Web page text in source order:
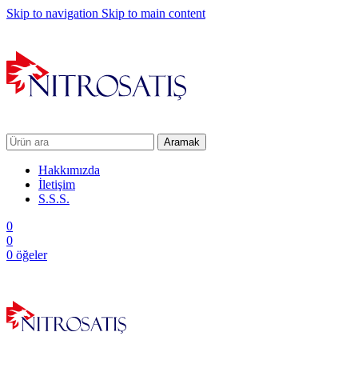
Skip to navigation Skip to main content
Aramak
Hakkımızda
İletişim
S.S.S.
0
0
0 öğeler